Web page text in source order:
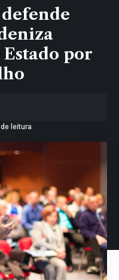
por
leitura